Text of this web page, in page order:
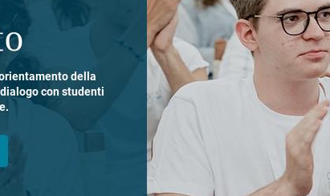
della
con studenti